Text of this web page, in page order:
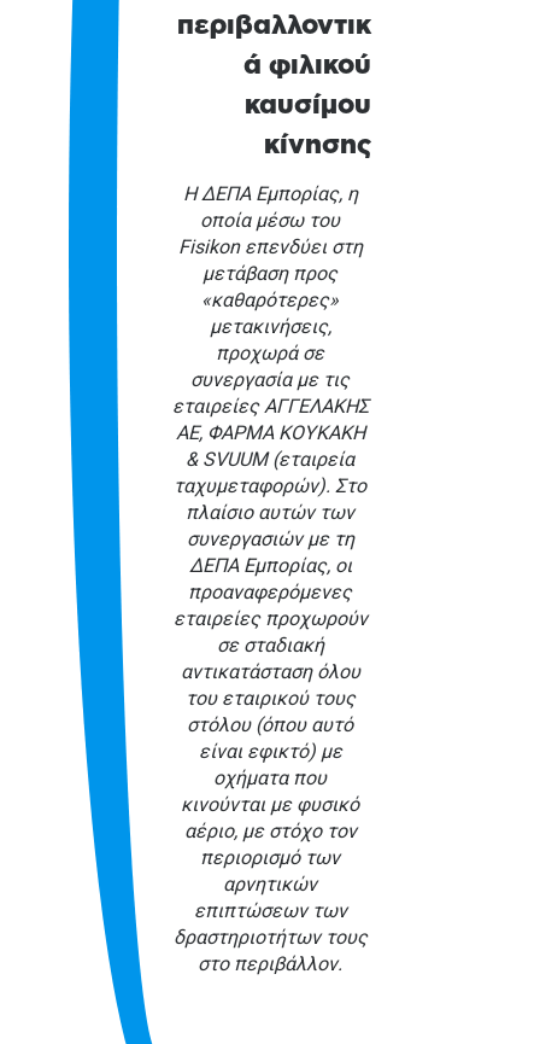
περιβαλλοντικ
ά φιλικού
καυσίμου
κίνησης
Η ΔΕΠΑ Εμπορίας, η
οποία μέσω του
Fisikon επενδύει στη
μετάβαση προς
«καθαρότερες»
μετακινήσεις,
προχωρά σε
συνεργασία με τις
εταιρείες ΑΓΓΕΛΑΚΗΣ
ΑΕ, ΦΑΡΜΑ ΚΟΥΚΑΚΗ
& SVUUM (εταιρεία
ταχυμεταφορών). Στο
πλαίσιο αυτών των
συνεργασιών με τη
ΔΕΠΑ Εμπορίας, οι
προαναφερόμενες
εταιρείες προχωρούν
σε σταδιακή
αντικατάσταση όλου
του εταιρικού τους
στόλου (όπου αυτό
είναι εφικτό) με
οχήματα που
κινούνται με φυσικό
αέριο, με στόχο τον
περιορισμό των
αρνητικών
επιπτώσεων των
δραστηριοτήτων τους
στο περιβάλλον.